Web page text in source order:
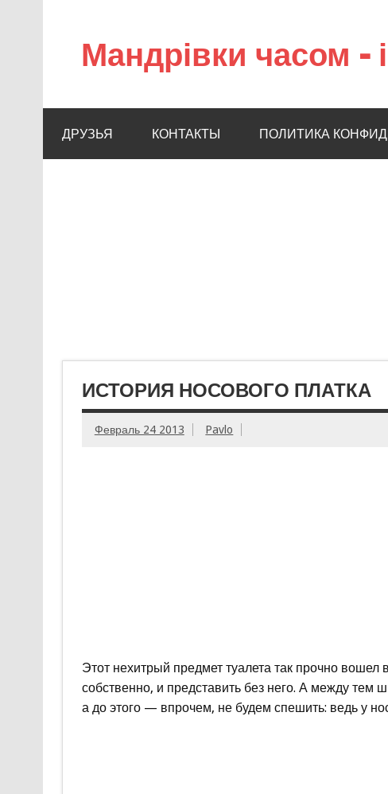
Мандрівки часом –
ДРУЗЬЯ КОНТАКТЫ ПОЛИТИКА
ИСТОРИЯ НОСОВОГО ПЛАТКА
Февраль 24 2013 Pavlo
Этот нехитрый предмет туалета так прочно
собственно, и представить без него. А между тем
а до этого — впрочем, не будем спешить: ведь у